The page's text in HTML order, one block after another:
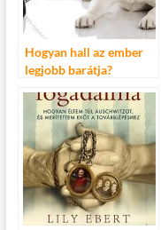
Hogyan hall az ember
legjobb barátja?